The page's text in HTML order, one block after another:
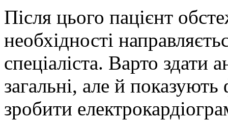
Після цього пацієнт
необхідності
спеціаліста. Варто здати
загальні, але й
зробити